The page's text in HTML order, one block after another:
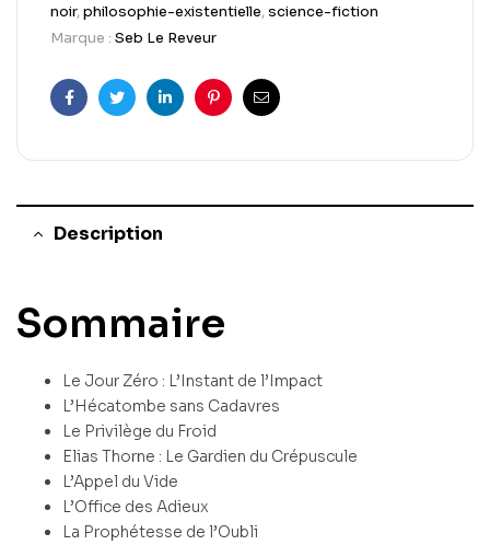
noir,philosophie-existentielle,science-fiction
Marque : Seb Le Reveur
FacebookTwitterLinkedinPinterestEmail
Description
Sommaire
Le Jour Zéro : L’Instant de l’Impact
L’Hécatombe sans Cadavres
Le Privilège du Froid
Elias Thorne : Le Gardien du Crépuscule
L’Appel du Vide
L’Office des Adieux
La Prophétesse de l’Oubli